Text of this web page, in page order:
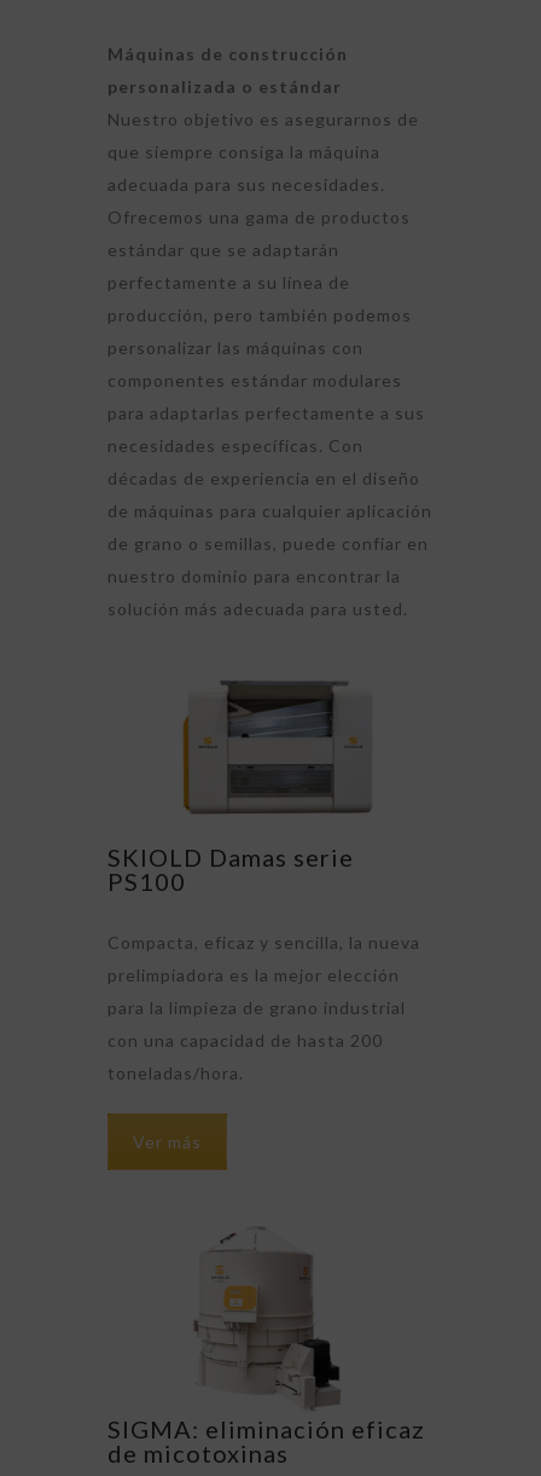
Máquinas de construcción
personalizada o estándar
Nuestro objetivo es asegurarnos de
que siempre consiga la máquina
adecuada para sus necesidades.
Ofrecemos una gama de productos
estándar que se adaptarán
perfectamente a su línea de
producción, pero también podemos
personalizar las máquinas con
componentes estándar modulares
para adaptarlas perfectamente a sus
necesidades específicas. Con
décadas de experiencia en el diseño
de máquinas para cualquier aplicación
de grano o semillas, puede confiar en
nuestro dominio para encontrar la
solución más adecuada para usted.
SKIOLD Damas serie
PS100
Compacta, eficaz y sencilla, la nueva
prelimpiadora es la mejor elección
para la limpieza de grano industrial
con una capacidad de hasta 200
toneladas/hora.
Ver más
SIGMA: eliminación eficaz
de micotoxinas